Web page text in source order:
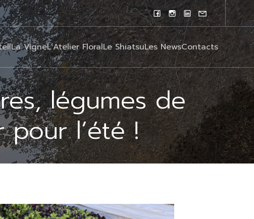
La VigneL’Atelier FloralLe ShiatsuLes NewsContacts
légumes de
l’été !